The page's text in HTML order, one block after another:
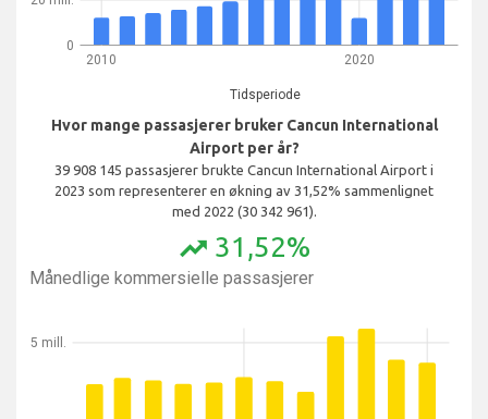
2010 2020
Tidsperiode
0
Hvor mange passasjerer bruker Cancun International
Airport per år?
39 908 145 passasjerer brukte Cancun International Airport i
2023 som representerer en økning av 31,52% sammenlignet
med 2022 (30 342 961).
trending_up 31,52%
Månedlige kommersielle passasjerer
5 mill.